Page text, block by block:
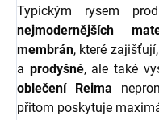
Typickým rysem
nejmodernějších
membrán, které
a prodyšné, ale také
oblečení Reima
přitom poskytuje